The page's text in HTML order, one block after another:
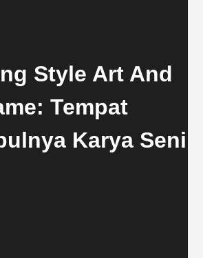
Style Art And
Tempat
Karya Seni